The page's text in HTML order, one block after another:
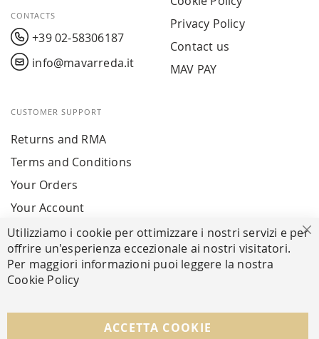
CONTACTS
+39 02-58306187
info@mavarreda.it
Privacy Policy
Contact us
MAV PAY
CUSTOMER SUPPORT
Returns and RMA
Terms and Conditions
Your Orders
Your Account
SECURE PAYMENTS
FOLLOW US ON SOCIAL MEDIA
Utilizziamo i cookie per ottimizzare i nostri servizi e per
offrire un'esperienza eccezionale ai nostri visitatori.
Per maggiori informazioni puoi leggere la nostra
Cookie Policy
ACCETTA COOKIE